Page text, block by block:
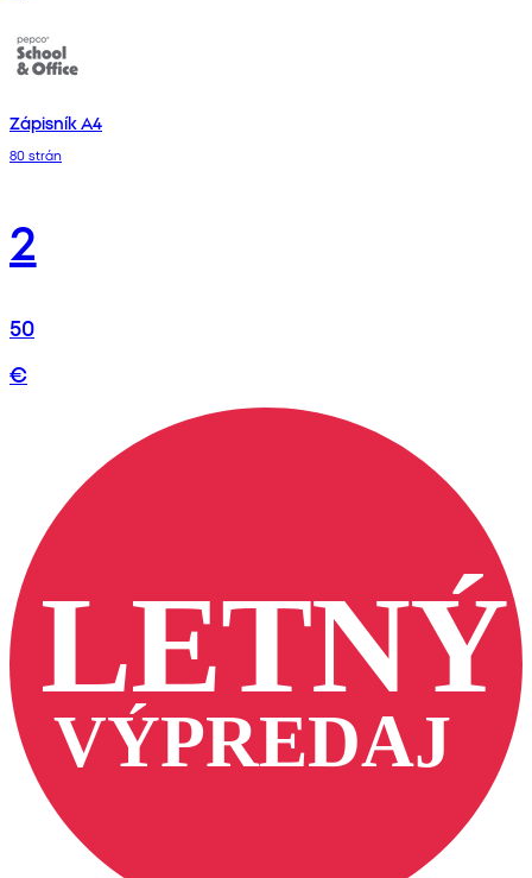
Zápisník A4
80 strán
2
50
€